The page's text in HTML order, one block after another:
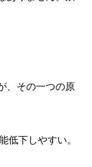
、その一つの原
低下しやすい。